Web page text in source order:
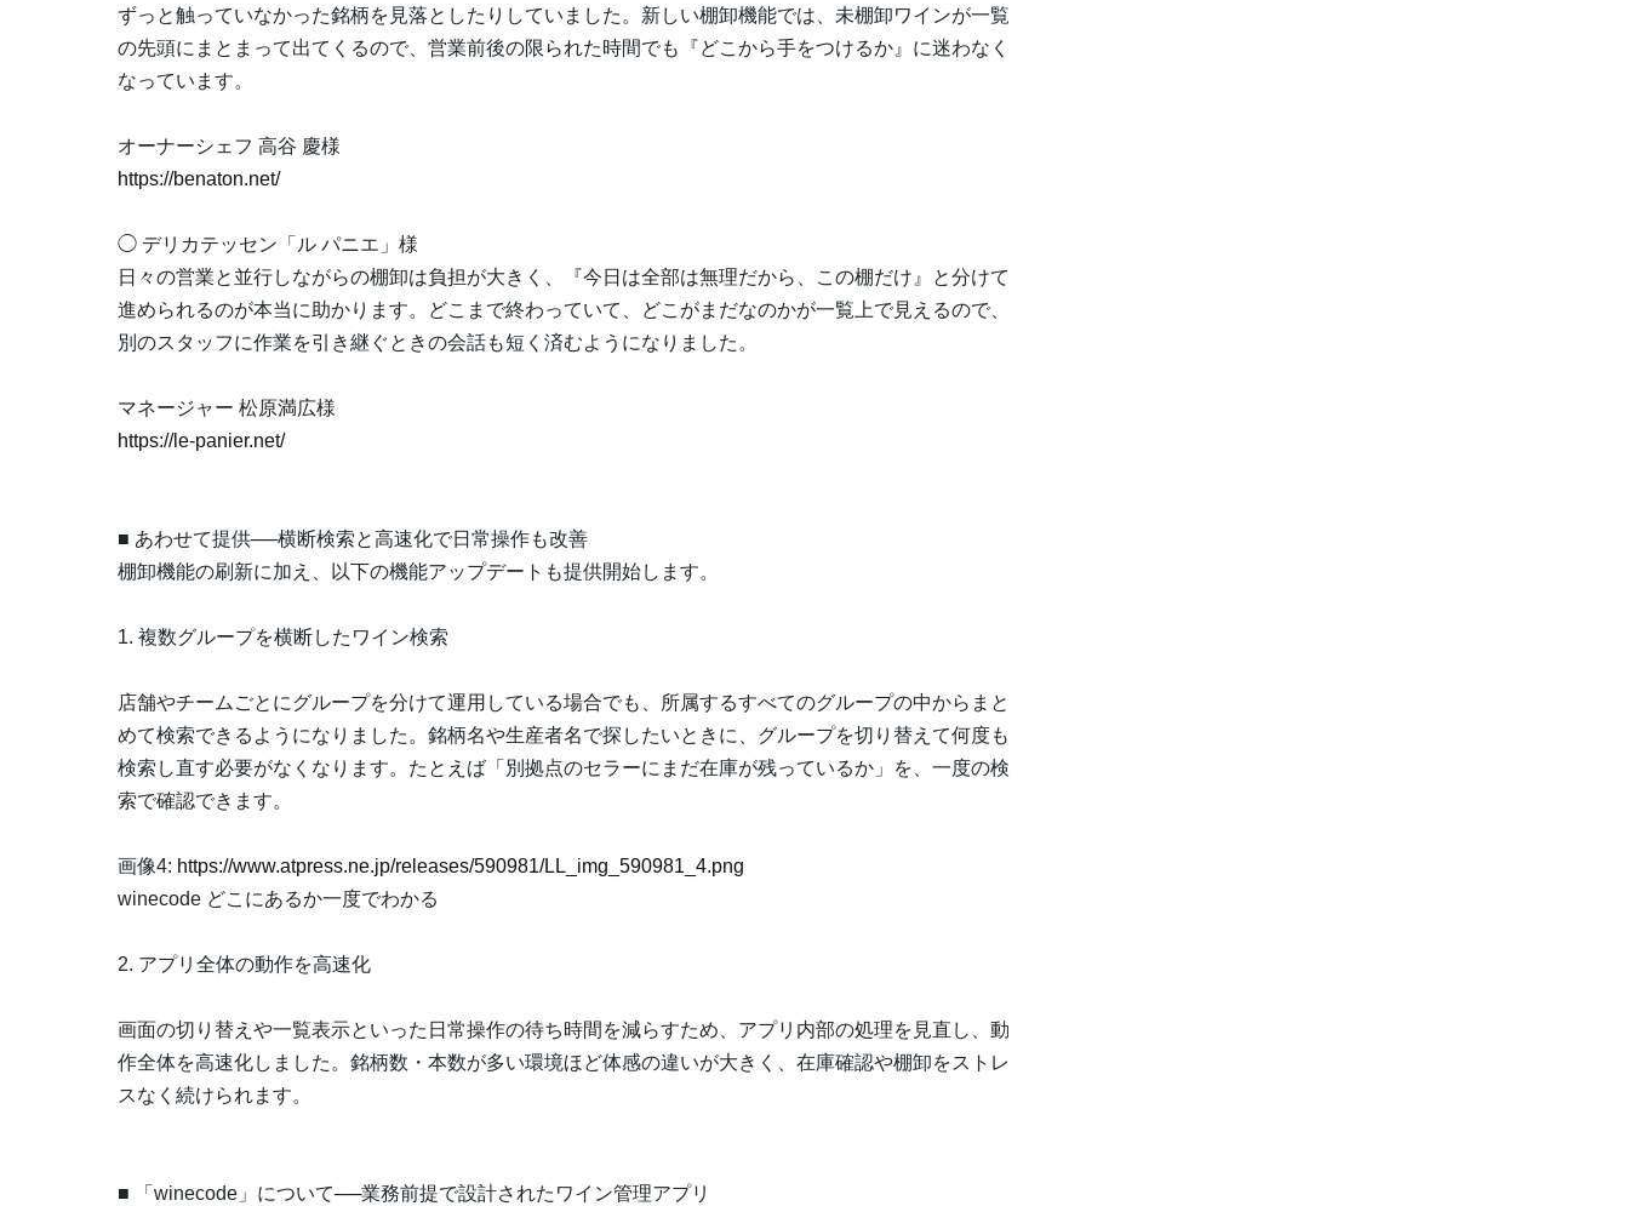
ずっと触っていなかった銘柄を見落としたりしていました。新しい棚卸機能では、未棚卸ワインが一覧
の先頭にまとまって出てくるので、営業前後の限られた時間でも『どこから手をつけるか』に迷わなく
なっています。
オーナーシェフ 高谷 慶様
https://benaton.net/
◯ デリカテッセン「ル パニエ」様
日々の営業と並行しながらの棚卸は負担が大きく、『今日は全部は無理だから、この棚だけ』と分けて
進められるのが本当に助かります。どこまで終わっていて、どこがまだなのかが一覧上で見えるので、
別のスタッフに作業を引き継ぐときの会話も短く済むようになりました。
マネージャー 松原満広様
https://le-panier.net/
■ あわせて提供──横断検索と高速化で日常操作も改善
棚卸機能の刷新に加え、以下の機能アップデートも提供開始します。
1. 複数グループを横断したワイン検索
店舗やチームごとにグループを分けて運用している場合でも、所属するすべてのグループの中からまと
めて検索できるようになりました。銘柄名や生産者名で探したいときに、グループを切り替えて何度も
検索し直す必要がなくなります。たとえば「別拠点のセラーにまだ在庫が残っているか」を、一度の検
索で確認できます。
画像4: https://www.atpress.ne.jp/releases/590981/LL_img_590981_4.png
winecode どこにあるか一度でわかる
2. アプリ全体の動作を高速化
画面の切り替えや一覧表示といった日常操作の待ち時間を減らすため、アプリ内部の処理を見直し、動
作全体を高速化しました。銘柄数・本数が多い環境ほど体感の違いが大きく、在庫確認や棚卸をストレ
スなく続けられます。
■ 「winecode」について──業務前提で設計されたワイン管理アプリ